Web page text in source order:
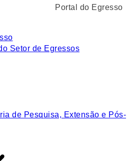
Portal do Egresso
Setor de Egressos
de Pesquisa, Extensão e Pós-